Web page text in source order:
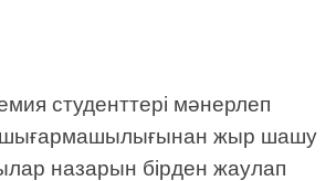
студенттері мәнерлеп
шығармашылығынан жыр шашу
назарын бірден жаулап